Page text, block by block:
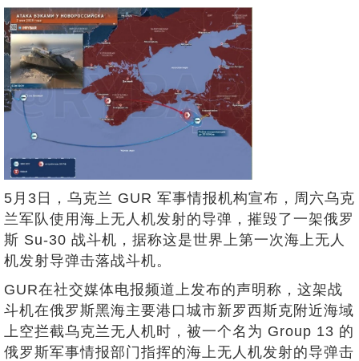
5月3日，乌克兰 GUR 军事情报机构宣布，周六乌克
兰军队使用海上无人机发射的导弹，摧毁了一架俄罗
斯 Su-30 战斗机，据称这是世界上第一次海上无人
机发射导弹击落战斗机。
GUR在社交媒体电报频道上发布的声明称，这架战
斗机在俄罗斯黑海主要港口城市新罗西斯克附近海域
上空拦截乌克兰无人机时，被一个名为 Group 13 的
俄罗斯军事情报部门指挥的海上无人机发射的导弹击